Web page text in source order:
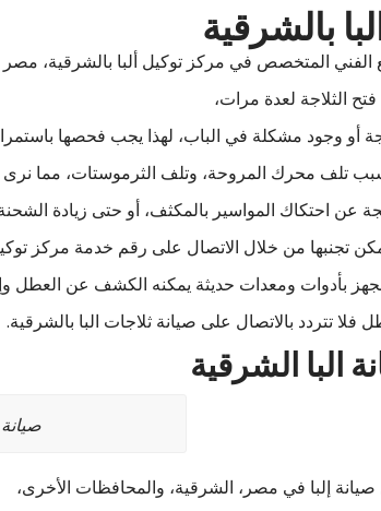
بالشرقية
المتخصص في مركز توكيل ألبا بالشرقية، مصر
الثلاجة لعدة مرات،
أو وجود مشكلة في الباب، لهذا يجب فحصها
تلف محرك المروحة، وتلف الثرموستات، مما نرى
عن احتكاك المواسير بالمكثف، أو حتى زيادة
تجنبها من خلال الاتصال على رقم خدمة مركز
بأدوات ومعدات حديثة يمكنه الكشف عن العطل
تتردد بالاتصال على صيانة ثلاجات البا بالشرقية.
البا الشرقية
إلبا في مصر، الشرقية، والمحافظات الأخرى،